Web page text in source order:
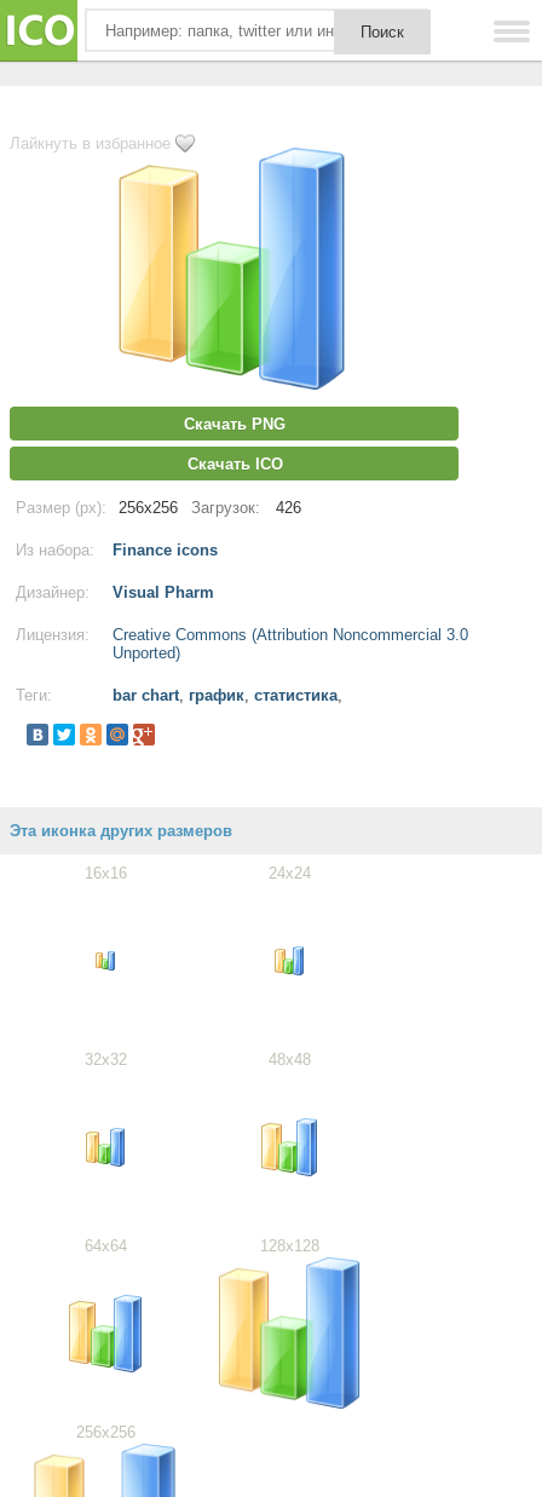
Лайкнуть в избранное
Скачать PNG
Скачать ICO
Размер (px): 256x256 Загрузок: 426
Из набора: Finance icons
Дизайнер: Visual Pharm
Лицензия:
Creative Commons (Attribution Noncommercial 3.0
Unported)
Теги: bar chart, график, статистика,
Эта иконка других размеров
16x16 24x24
32x32 48x48
64x64 128x128
256x256